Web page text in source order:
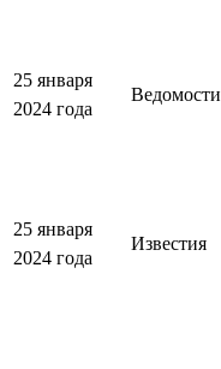
25 января
2024 года
Ведомости
25 января
2024 года
Известия